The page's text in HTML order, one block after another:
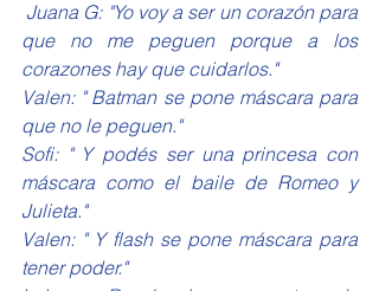
Juana G: "Yo voy a ser un corazón para
que no me peguen porque a los
corazones hay que cuidarlos."
Valen: " Batman se pone máscara para
que no le peguen."
Sofi: " Y podés ser una princesa con
máscara como el baile de Romeo y
Julieta."
Valen: " Y flash se pone máscara para
tener poder."